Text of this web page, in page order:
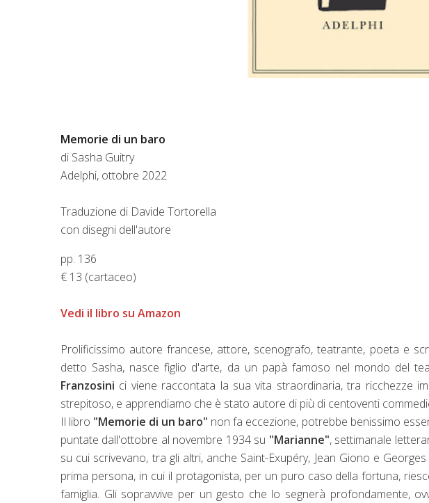
Memorie di un baro
di Sasha Guitry
Adelphi, ottobre 2022
Traduzione di Davide Tortorella
con disegni dell'autore
pp. 136
€ 13 (cartaceo)
Vedi il libro su Amazon
Prolificissimo autore francese, attore, scenografo, teatrante, poeta e
detto Sasha, nasce figlio d'arte, da un papà famoso nel mondo del
Franzosini ci viene raccontata la sua vita straordinaria, tra ricchezze
strepitoso, e apprendiamo che è stato autore di più di centoventi
Il libro "Memorie di un baro" non fa eccezione, potrebbe benissimo
puntate dall'ottobre al novembre 1934 su "Marianne", settimanale
su cui scrivevano, tra gli altri, anche Saint-Exupéry, Jean Giono e
prima persona, in cui il protagonista, per un puro caso della fortuna,
famiglia. Gli sopravvive per un gesto che lo segnerà profondamente,